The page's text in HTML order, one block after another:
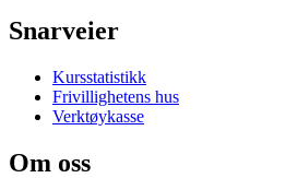
Snarveier
Kursstatistikk
Frivillighetens hus
Verktøykasse
Om oss